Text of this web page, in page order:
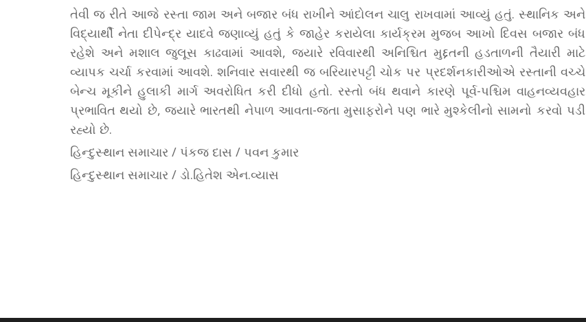
તેવી જ રીતે આજે રસ્તા જામ અને બજાર બંધ રાખીને આંદોલન ચાલુ રાખવામાં આવ્યું હતું. સ્થાનિક અને
વિદ્યાર્થી નેતા દીપેન્દ્ર યાદવે જણાવ્યું હતું કે જાહેર કરાયેલા કાર્યક્રમ મુજબ આખો દિવસ બજાર બંધ
રહેશે અને મશાલ જુલૂસ કાઢવામાં આવશે, જ્યારે રવિવારથી અનિશ્ચિત મુદ્દતની હડતાળની તૈયારી માટે
વ્યાપક ચર્ચા કરવામાં આવશે. શનિવાર સવારથી જ બરિયારપટ્ટી ચોક પર પ્રદર્શનકારીઓએ રસ્તાની વચ્ચે
બેન્ચ મૂકીને હુલાકી માર્ગ અવરોધિત કરી દીધો હતો. રસ્તો બંધ થવાને કારણે પૂર્વ-પશ્ચિમ વાહનવ્યવહાર
પ્રભાવિત થયો છે, જ્યારે ભારતથી નેપાળ આવતા-જતા મુસાફરોને પણ ભારે મુશ્કેલીનો સામનો કરવો પડી
રહ્યો છે.
હિન્દુસ્થાન સમાચાર / પંકજ દાસ / પવન કુમાર
હિન્દુસ્થાન સમાચાર / ડો.હિતેશ એન.વ્યાસ